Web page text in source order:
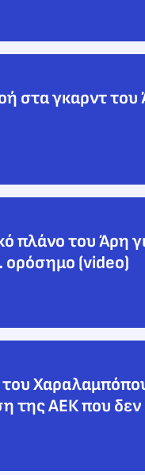
στα γκαρντ του
πλάνο του Άρη
ορόσημο (video)
του
της ΑΕΚ που